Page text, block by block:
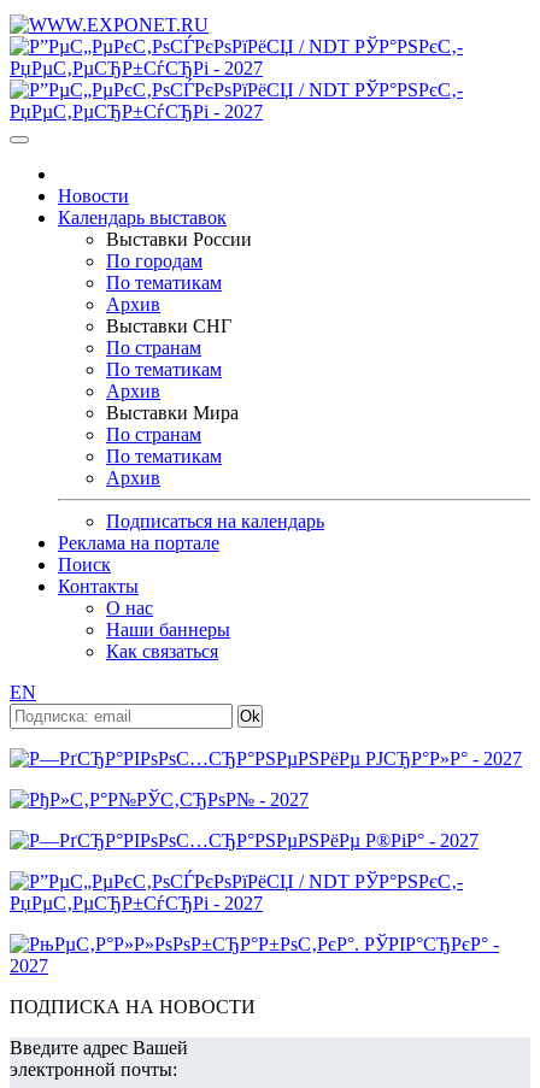
Новости
Календарь выставок
Выставки России
По городам
По тематикам
Архив
Выставки СНГ
По странам
По тематикам
Архив
Выставки Мира
По странам
По тематикам
Архив
Подписаться на календарь
Реклама на портале
Поиск
Контакты
О нас
Наши баннеры
Как связаться
EN
ПОДПИСКА НА НОВОСТИ
Введите адрес Вашей
электронной почты: